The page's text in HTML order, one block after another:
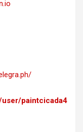
paintcicada4